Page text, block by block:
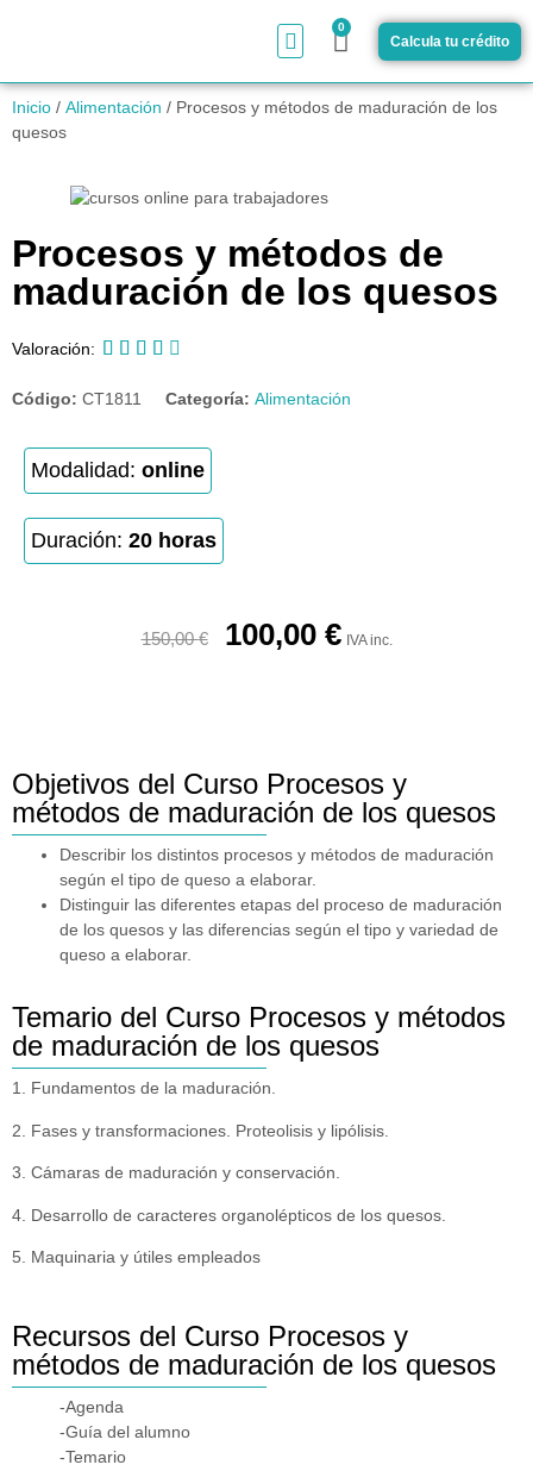
0
Calcula tu crédito
Inicio / Alimentación / Procesos y métodos de maduración de los
quesos
Procesos y métodos de
maduración de los quesos
Valoración:     
Código: CT1811 Categoría: Alimentación
Modalidad: online
Duración: 20 horas
150,00€ 100,00 € IVA inc.
Objetivos del Curso Procesos y
métodos de maduración de los quesos
Describir los distintos procesos y métodos de maduración
según el tipo de queso a elaborar.
Distinguir las diferentes etapas del proceso de maduración
de los quesos y las diferencias según el tipo y variedad de
queso a elaborar.
Temario del Curso Procesos y métodos
de maduración de los quesos
1. Fundamentos de la maduración.
2. Fases y transformaciones. Proteolisis y lipólisis.
3. Cámaras de maduración y conservación.
4. Desarrollo de caracteres organolépticos de los quesos.
5. Maquinaria y útiles empleados
Recursos del Curso Procesos y
métodos de maduración de los quesos
-Agenda
-Guía del alumno
-Temario